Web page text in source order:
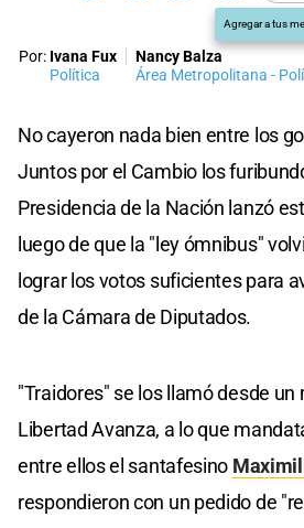
Agregar a tus
Por: Ivana Fux
Política
Nancy Balza
Área Metropolitana -
No cayeron nada bien entre los
Juntos por el Cambio los
Presidencia de la Nación lanzó
luego de que la "ley ómnibus"
lograr los votos suficientes para
de la Cámara de Diputados.
"Traidores" se los llamó desde un
Libertad Avanza, a lo que
entre ellos el santafesino
respondieron con un pedido de